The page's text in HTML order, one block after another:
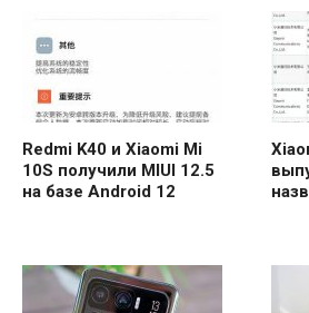
Redmi K40 и Xiaomi Mi
10S получили MIUI 12.5
на базе Android 12